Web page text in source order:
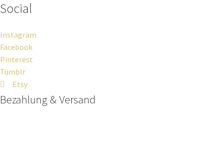
Social
Instagram
Facebook
Pinterest
Tumblr
Etsy
Bezahlung & Versand